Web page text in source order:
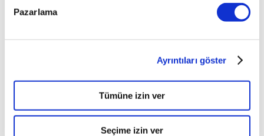
Pazarlama
Ayrıntıları göster
Tümüne izin ver
Seçime izin ver
CDTi ENJOY
ASTRA HB 1.3
ASTRA HB 1.3
ASTRA HB 1.3